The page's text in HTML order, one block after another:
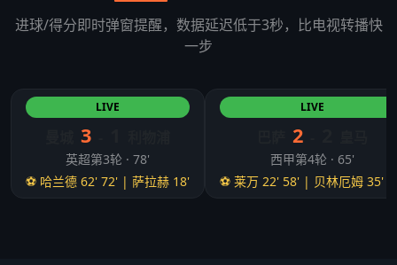
进球/得分即时弹窗提醒，数据延迟低于3秒，比电视转播快
一步
LIVE
3
英超第3轮 · 78'
⚽ 哈兰德 62' 72' | 萨拉赫 18'
LIVE
2
西甲第4轮 · 65'
⚽ 莱万 22' 58' | 贝林厄姆 35'